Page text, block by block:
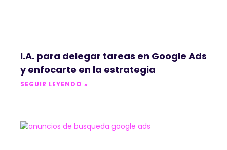
I.A. para delegar tareas en Google Ads
y enfocarte en la estrategia
SEGUIR LEYENDO »